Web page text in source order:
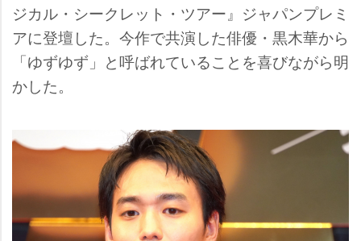
ジカル・シークレット・ツアー』ジャパンプレミ
アに登壇した。今作で共演した俳優・黒木華から
「ゆずゆず」と呼ばれていることを喜びながら明
かした。